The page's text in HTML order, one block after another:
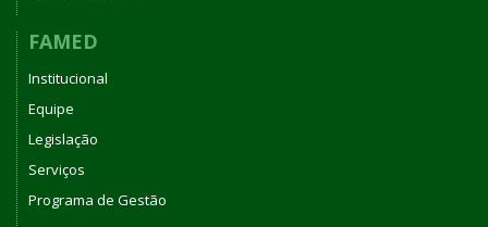
FAMED
Institucional
Equipe
Legislação
Serviços
Programa de Gestão